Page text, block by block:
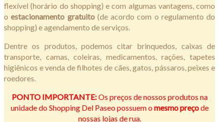
flexível (horário do shopping) e com algumas vantagens, como
oestacionamento gratuito(de acordo com o regulamento do
shopping) e agendamento de serviços.
Dentre os produtos, podemos citar brinquedos, caixas de
transporte, camas, coleiras, medicamentos, rações, tapetes
higiênicos e venda de filhotes de cães, gatos, pássaros, peixes e
roedores.
PONTO IMPORTANTE:Os preços de nossos produtos na
unidade do Shopping Del Paseo possuem omesmo preçode
nossas lojas de rua.